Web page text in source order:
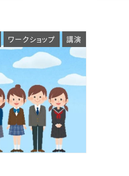
ワークショップ 講演